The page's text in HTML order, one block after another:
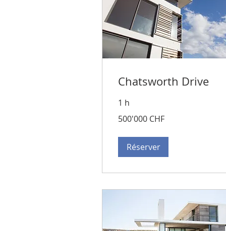
Chatsworth Drive
1 h
francs
500'000 CHF
Réserver